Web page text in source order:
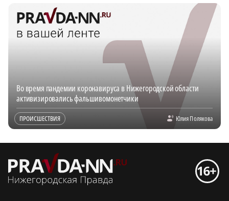
Во время пандемии коронавируса в Нижегородской области
активизировались фальшивомонетчики
ПРОИСШЕСТВИЯ Юлия Полякова